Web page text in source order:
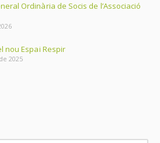
Ordinària de Socis de l’Associació
nou Espai Respir
2025